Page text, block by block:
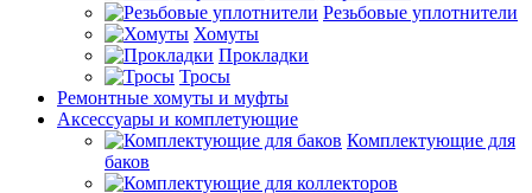
Резьбовые уплотнители
Хомуты
Прокладки
Тросы
Ремонтные хомуты и муфты
Аксессуары и комплетующие
Комплектующие для
баков